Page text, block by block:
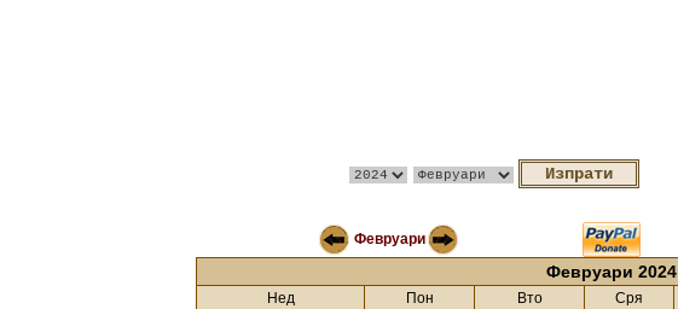
Февруари
Февруари 2024
Нед Пон Вто Сря